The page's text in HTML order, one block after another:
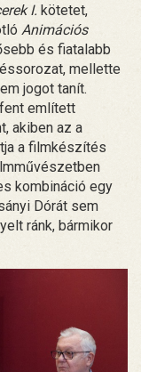
I. kötetet,
Animációs
és fiatalabb
mellette
jogot tanít.
említett
akiben az a
a filmkészítés
kombináció egy
Dórát sem
ránk, bármikor